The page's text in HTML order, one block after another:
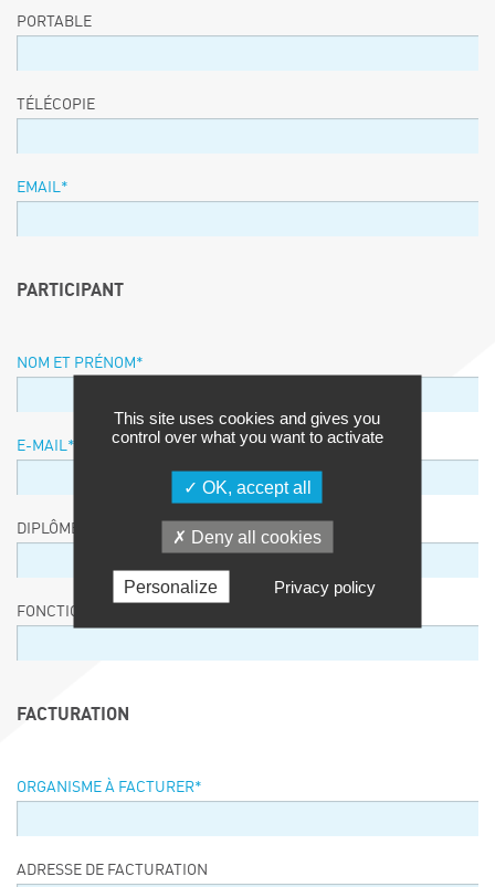
PORTABLE
TÉLÉCOPIE
EMAIL *
PARTICIPANT
NOM ET PRÉNOM *
E-MAIL *
DIPLÔME / EQUIVALENCE / NIVEAU
FONCTION
FACTURATION
ORGANISME À FACTURER*
ADRESSE DE FACTURATION
This site uses cookies and gives you
control over what you want to activate
OK, accept all
Deny all cookies
Personalize Privacy policy